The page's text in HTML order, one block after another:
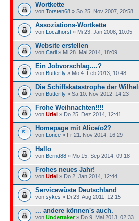
Wortkette
von Torsten68 » So 25. Nov 2007, 20:58
Assoziations-Wortkette
von Localhorst » Mi 23. Jan 2008, 10:05
Website erstellen
von Carli » Mi 28. Mai 2014, 18:09
Ein Jobvorschlag....?
von Butterfly » Mo 4. Feb 2013, 10:48
Die Schiffskatastrophe der
von Butterfly » Sa 10. Nov 2012, 14:23
Frohe Weihnachten!!!!
von Uriel » Do 25. Dez 2014, 12:41
Homepage mit Alice/o2?
von Lonce » Fr 21. Nov 2014, 16:29
Hallo
von Bernd88 » Mo 15. Sep 2014, 09:18
Frohes neues Jahr!
von Uriel » Do 2. Jan 2014, 12:44
Servicewüste Deutschland
von sykes » Di 23. Aug 2011, 12:15
... andere können's auch.
von Undertaker » Do 9. Mai 2013, 02:33